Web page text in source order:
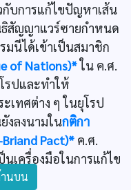
กับการแก้ไขปัญหาเส้น
สัญญาแวร์ซายกำหนด
มนีได้เข้าเป็นสมาชิก
of Nations)*ใน ค.ศ.
รปและทำให้
เทศต่าง ๆ ในยุโรป
งลงนามในกติกา
Pact)* ค.ศ.
เครื่องมือในการแก้ไข
นบน